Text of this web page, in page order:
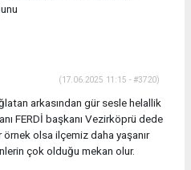
(17.06.2025 11:15 - #3720)
arkasından gür sesle helallik
FERDİ başkanı Vezirköprü dede
olsa ilçemiz daha yaşanır
çok olduğu mekan olur.